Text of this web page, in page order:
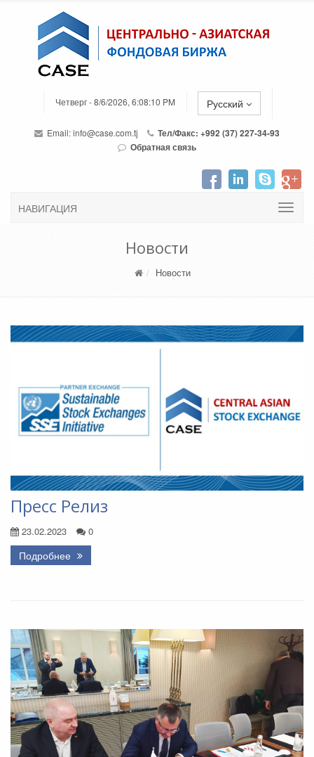
Четверг - 8/6/2026, 6:08:10 PM Русский
Email:info@case.com.tj
Тел/Факс: +992 (37) 227-34-93
Обратная связь
НАВИГАЦИЯ
Новости
Новости
Пресс Релиз
23.02.2023 0
Подробнее